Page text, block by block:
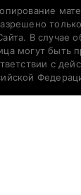
В случае
могут быть
с